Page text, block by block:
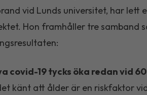
vid Lunds universitet, har lett
Hon framhåller tre samband
covid-19 tycks öka redan vid
känt att ålder är en riskfaktor